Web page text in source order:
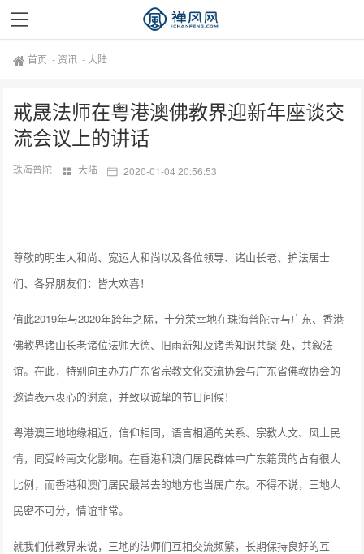
首页 - 资讯 -大陆
戒晟法师在粤港澳佛教界迎新年座谈交
流会议上的讲话
珠海普陀 大陆 2020-01-04 20:56:53
尊敬的明生大和尚、宽运大和尚以及各位领导、诸山长老、护法居士
们、各界朋友们：皆大欢喜！
值此2019年与2020年跨年之际，十分荣幸地在珠海普陀寺与广东、香港
佛教界诸山长老诸位法师大德、旧雨新知及诸善知识共聚-处，共叙法
谊。在此，特别向主办方广东省宗教文化交流协会与广东省佛教协会的
邀请表示衷心的谢意，并致以诚挚的节日问候！
粤港澳三地地缘相近，信仰相同，语言相通的关系、宗教人文、风土民
情，同受岭南文化影响。在香港和澳门居民群体中广东籍贯的占有很大
比例，而香港和澳门居民最常去的地方也当属广东。不得不说，三地人
民密不可分，情谊非常。
就我们佛教界来说，三地的法师们互相交流频繁，长期保持良好的互